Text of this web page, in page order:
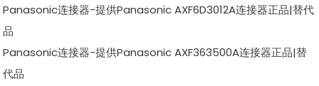
Panasonic连接器-提供Panasonic AXF6D3012A连接器正品|替代
品
Panasonic连接器-提供Panasonic AXF363500A连接器正品|替
代品